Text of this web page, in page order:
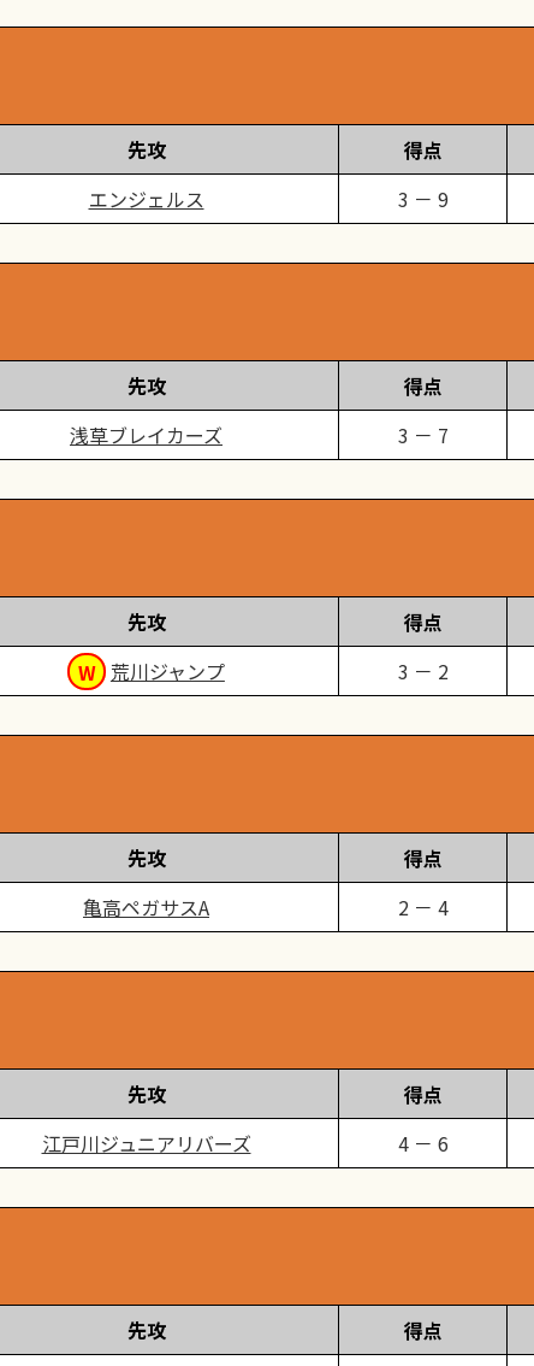
先攻 得点
エンジェルス 3 － 9
先攻 得点
浅草ブレイカーズ 3 － 7
先攻 得点
荒川ジャンプ
3 － 2
先攻 得点
亀高ペガサスA 2 － 4
先攻 得点
江戸川ジュニアリバーズ 4 － 6
先攻 得点